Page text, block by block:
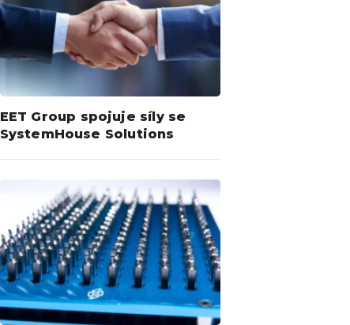
EET Group spojuje síly se
SystemHouse Solutions